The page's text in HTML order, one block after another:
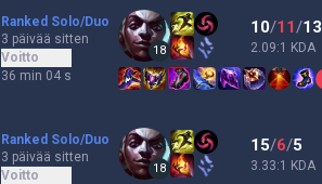
Ranked Solo/Duo
3 päivää sitten
Voitto
36 min 04 s
18
10/11/13
2.09:1 KDA
Ranked Solo/Duo
3 päivää sitten
Voitto
18
15/6/5
3.33:1 KDA